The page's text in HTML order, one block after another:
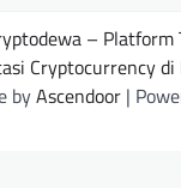
– Platform
Cryptocurrency di
byAscendoor |